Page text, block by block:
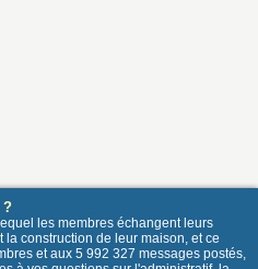
?
les membres échangent leurs
construction de leur maison, et ce
et aux 5 992 327 messages postés,